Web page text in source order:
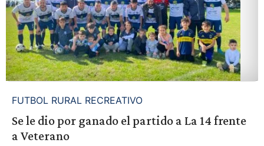
FUTBOL RURAL RECREATIVO
Se le dio por ganado el partido a La 14 frente
a Veterano